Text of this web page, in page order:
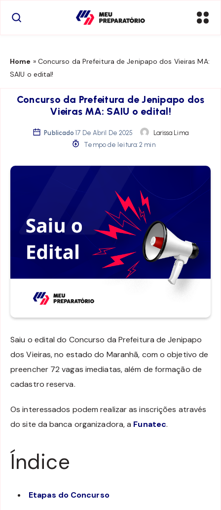
Home » Concurso da Prefeitura de Jenipapo dos Vieiras MA:
SAIU o edital!
Concurso da Prefeitura de Jenipapo dos
Vieiras MA: SAIU o edital!
Publicado 17 De Abril De 2025
Larissa Lima
Tempo de leitura: 2 min
Saiu o edital do Concurso da Prefeitura de Jenipapo
dos Vieiras, no estado do Maranhã, com o objetivo de
preencher 72 vagas imediatas, além de formação de
cadastro reserva.
Os interessados podem realizar as inscrições através
do site da banca organizadora, a Funatec.
Índice
Etapas do Concurso